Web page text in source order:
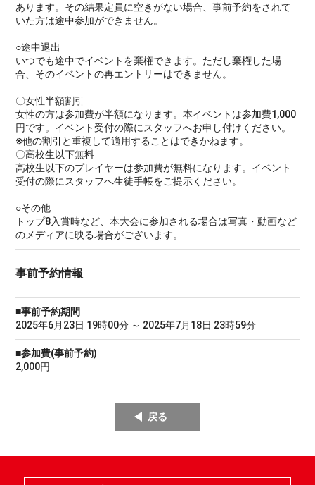
あります。その結果定員に空きがない場合、事前予約をされて
いた方は途中参加ができません。
○途中退出
いつでも途中でイベントを棄権できます。ただし棄権した場
合、そのイベントの再エントリーはできません。
〇女性半額割引
女性の方は参加費が半額になります。本イベントは参加費1,000
円です。イベント受付の際にスタッフへお申し付けください。
※他の割引と重複して適用することはできかねます。
〇高校生以下無料
高校生以下のプレイヤーは参加費が無料になります。イベント
受付の際にスタッフへ生徒手帳をご提示ください。
○その他
トップ8入賞時など、本大会に参加される場合は写真・動画など
のメディアに映る場合がございます。
事前予約情報
■事前予約期間
2025年6月23日 19時00分 ～ 2025年7月18日 23時59分
■参加費(事前予約)
2,000円
戻る